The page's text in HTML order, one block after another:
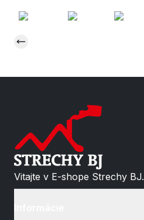
Vitajte v E-shope Strechy BJ.